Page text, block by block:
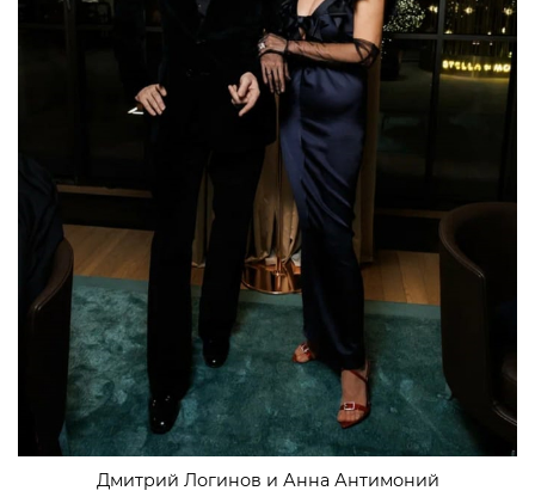
Дмитрий Логинов и Анна Антимоний